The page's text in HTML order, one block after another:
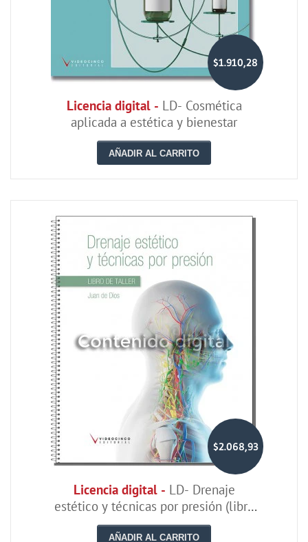
$1.910,28
Licencia digital - LD- Cosmética
aplicada a estética y bienestar
AÑADIR AL CARRITO
$2.068,93
Licencia digital - LD- Drenaje
estético y técnicas por presión (libro
de taller)
AÑADIR AL CARRITO